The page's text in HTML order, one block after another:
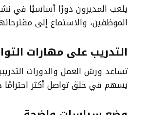
يلعب المديرون دورًا أساسيًا في
الموظفين، والاستماع إلى
التدريب على مهارات
تساعد ورش العمل والدورات
يسهم في خلق تواصل أكثر